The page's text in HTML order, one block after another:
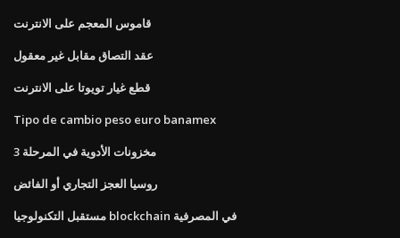
قاموس المعجم على الانترنت
عقد التصاق مقابل غير معقول
قطع غيار تويوتا على الانترنت
Tipo de cambio peso euro banamex
مخزونات الأدوية في المرحلة 3
روسيا العجز التجاري أو الفائض
مستقبل التكنولوجيا blockchain في المصرفية